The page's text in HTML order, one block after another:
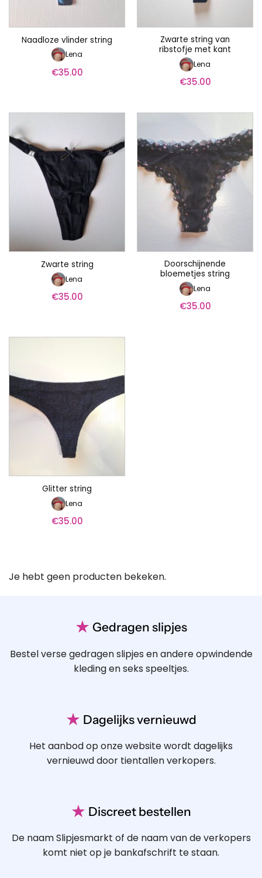
Naadloze vlinder string
Lena
€35.00
Zwarte string van
ribstofje met kant
Lena
€35.00
Zwarte string
Lena
€35.00
Doorschijnende
bloemetjes string
Lena
€35.00
Glitter string
Lena
€35.00
Je hebt geen producten bekeken.
★ Gedragen slipjes
Bestel verse gedragen slipjes en andere opwindende
kleding en seks speeltjes.
★ Dagelijks vernieuwd
Het aanbod op onze website wordt dagelijks
vernieuwd door tientallen verkopers.
★ Discreet bestellen
De naam Slipjesmarkt of de naam van de verkopers
komt niet op je bankafschrift te staan.